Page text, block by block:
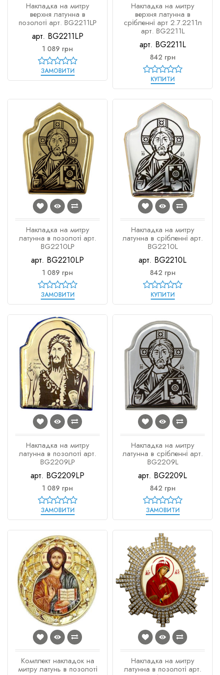
Накладка на митру
верхня латунна в
позолоті арт. BG2211LP
арт. BG2211LP
1 089 грн
ЗАМОВИТИ
Накладка на митру
верхня латунна в
срібленні арт 2.7.2211л
арт. BG2211L
арт. BG2211L
842 грн
КУПИТИ
Накладка на митру
латунна в позолоті арт.
BG2210LP
арт. BG2210LP
1 089 грн
ЗАМОВИТИ
Накладка на митру
латунна в срібленні арт.
BG2210L
арт. BG2210L
842 грн
КУПИТИ
Накладка на митру
латунна в позолоті арт.
BG2209LP
арт. BG2209LP
1 089 грн
ЗАМОВИТИ
Накладка на митру
латунна в срібленні арт.
BG2209L
арт. BG2209L
842 грн
ЗАМОВИТИ
Комплект накладок на
митру латунь в позолоті
Накладка на митру
латунна в позолоті арт.